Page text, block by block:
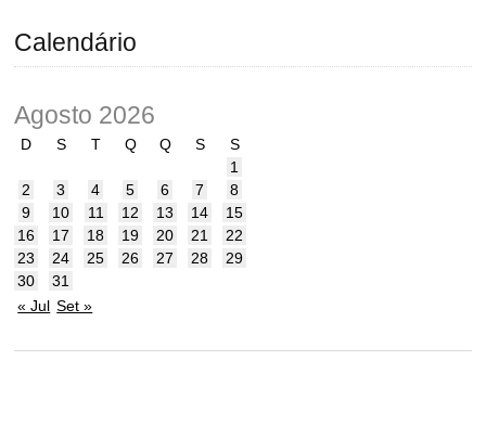
Calendário
Agosto 2026
D S T Q Q S
S
1
2
3 4 5 6 7
8
9
10 11 12 13 14
15
16
17 18 19 20 21
22
23
24 25 26 27 28
29
30
31
« Jul Set »